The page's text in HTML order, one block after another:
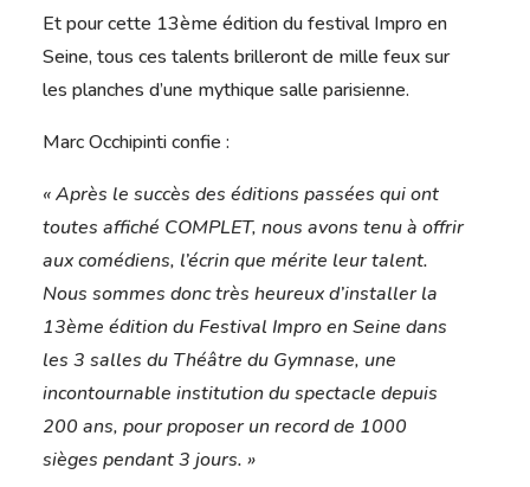
Et pour cette 13ème édition du festival Impro en
Seine, tous ces talents brilleront de mille feux sur
les planches d’une mythique salle parisienne.
Marc Occhipinti confie :
« Après le succès des éditions passées qui ont
toutes affiché COMPLET, nous avons tenu à offrir
aux comédiens, l’écrin que mérite leur talent.
Nous sommes donc très heureux d’installer la
13ème édition du Festival Impro en Seine dans
les 3 salles du Théâtre du Gymnase, une
incontournable institution du spectacle depuis
200 ans, pour proposer un record de 1000
sièges pendant 3 jours. »